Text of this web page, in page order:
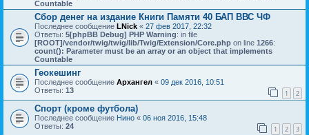
Countable
Сбор денег на издание Книги Памяти 40 БАП ВВС ЧФ
Последнее сообщение LNick « 27 фев 2017, 22:32
Ответы: 5[phpBB Debug] PHP Warning: in file
[ROOT]/vendor/twig/twig/lib/Twig/Extension/Core.php on line 1266:
count(): Parameter must be an array or an object that implements
Countable
Геокешинг
Последнее сообщение Архангел « 09 дек 2016, 10:51
Ответы: 13 1 2
Спорт (кроме футбола)
Последнее сообщение Нино « 06 ноя 2016, 15:48
Ответы: 24 1 2 3